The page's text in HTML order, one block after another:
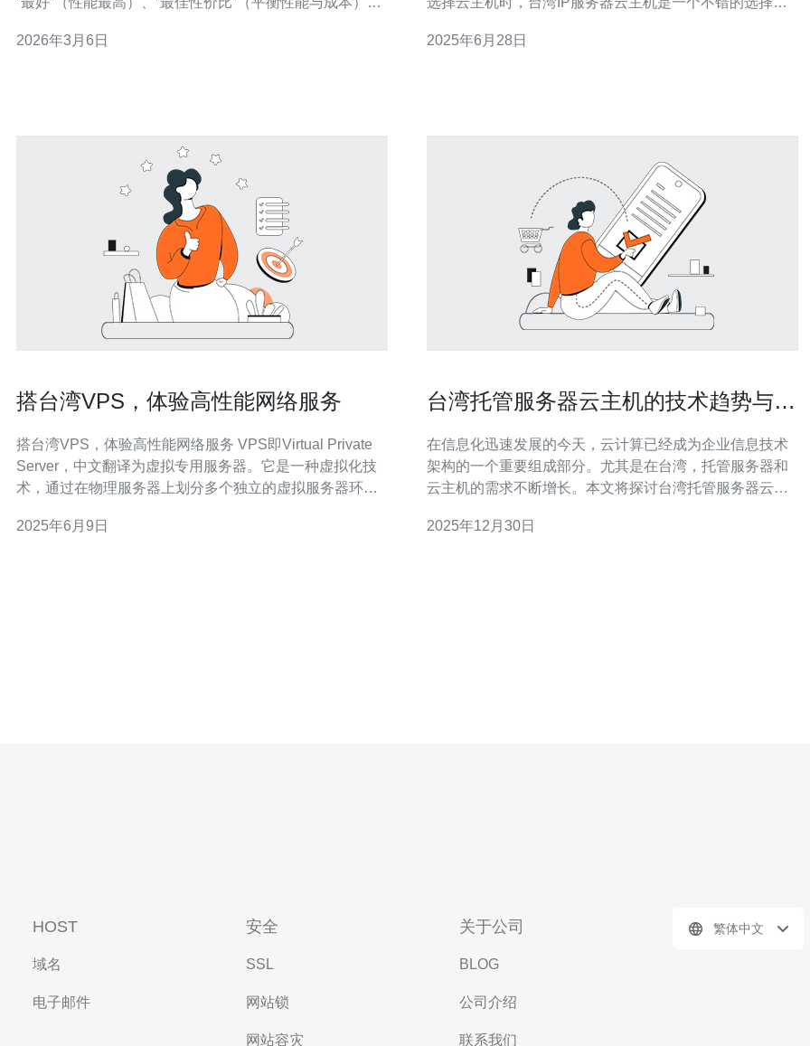
直连的机型通常为“最好”，采用公有云标准SSD的中等规
2026年3月6日
的服务而闻名。 台湾IP服务器云主机提供高速稳定的网络
2025年6月28日
搭台湾VPS，体验高性能网络服务
搭台湾VPS，体验高性能网络服务 VPS即Virtual Private
Server，中文翻译为虚拟专用服务器。它是一种虚拟化技
术，通过在物理服务器上划分多个独立的虚拟服务器环
CPU资源，可以像独立服务器一样运行应用程序和网站。
2025年6月9日
台湾托管服务器云主机的技术趋势与前
在信息化迅速发展的今天，云计算已经成为企业信息技术
架构的一个重要组成部分。尤其是在台湾，托管服务器和
云主机的需求不断增长。本文将探讨台湾托管服务器云主
湾托管服务器的现状 台湾的托管服务器市场近年来发展迅
2025年12月30日
HOST
域名
电子邮件
安全
SSL
网站锁
网站容灾
关于公司
BLOG
公司介绍
联系我们
繁体中文